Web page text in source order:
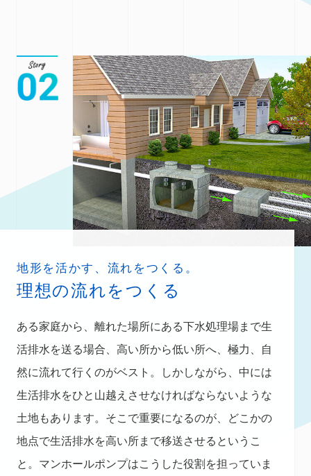
地形を活かす、流れをつくる。
理想の流れをつくる
ある家庭から、離れた場所にある下水処理場まで生
活排水を送る場合、高い所から低い所へ、極力、自
然に流れて行くのがベスト。しかしながら、中には
生活排水をひと山越えさせなければならないような
土地もあります。そこで重要になるのが、どこかの
地点で生活排水を高い所まで移送させるというこ
と。マンホールポンプはこうした役割を担っていま